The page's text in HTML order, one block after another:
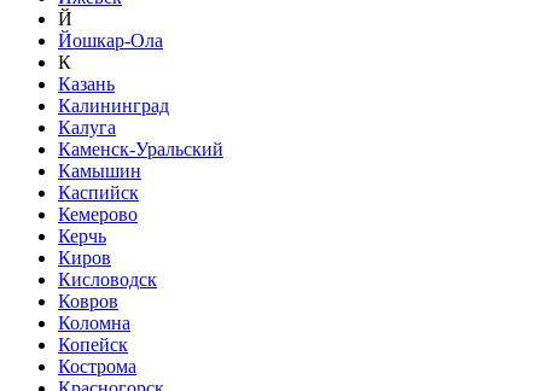
Й
Йошкар-Ола
К
Казань
Калининград
Калуга
Каменск-Уральский
Камышин
Каспийск
Кемерово
Керчь
Киров
Кисловодск
Ковров
Коломна
Копейск
Кострома